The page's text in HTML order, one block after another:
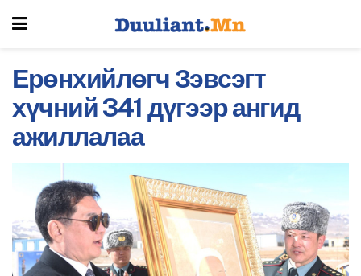
Ерөнхийлөгч Зэвсэгт
хүчний 341 дүгээр ангид
ажиллалаа